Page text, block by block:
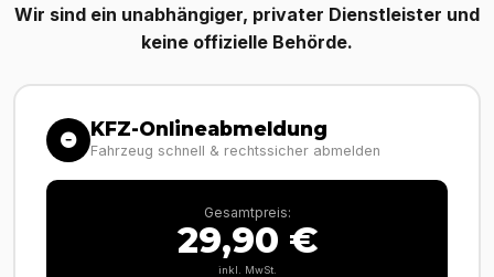
Wir sind ein unabhängiger, privater Dienstleister und
keine offizielle Behörde.
KFZ-Onlineabmeldung
Fahrzeug schnell & rechtssicher abmelden
Gesamtpreis:
29,90 €
inkl. MwSt.